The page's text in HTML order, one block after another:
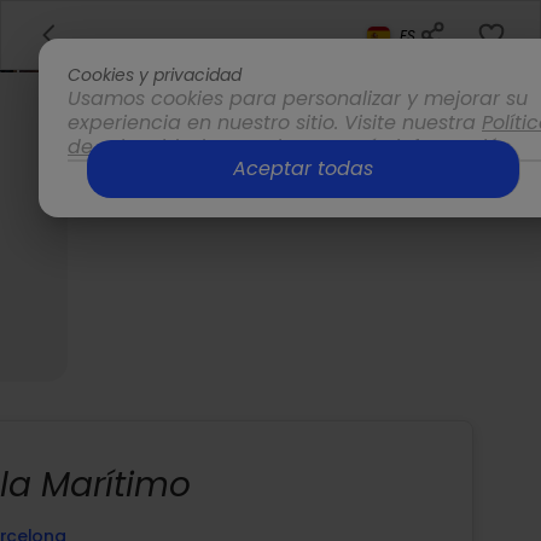
ES
Marítimo
Cookies y privacidad
Usamos cookies para personalizar y mejorar su
experiencia en nuestro sitio. Visite nuestra
de privacidadpara obtener más información.
Opciones
Aceptar todas